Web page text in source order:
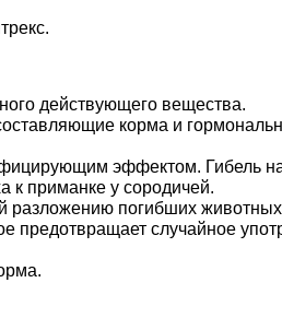
действующего вещества.
корма и
эффектом. Гибель
к приманке у сородичей.
погибших
предотвращает случайное